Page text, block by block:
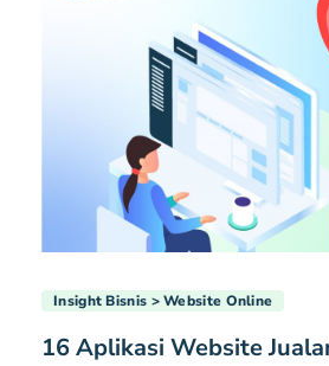
Insight Bisnis Website Online
16 Aplikasi Website